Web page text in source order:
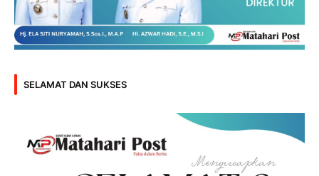
SELAMAT DAN SUKSES